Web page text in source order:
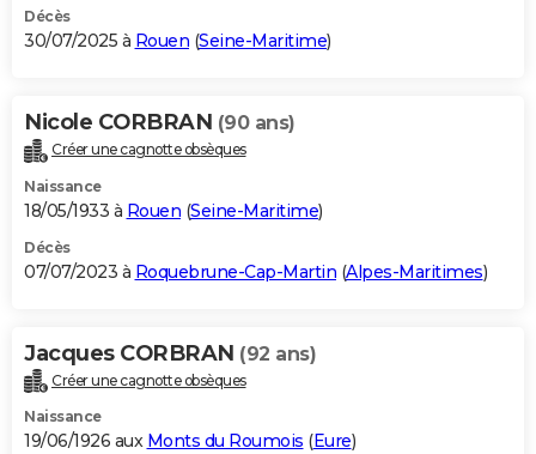
Décès
30/07/2025 à Rouen (Seine-Maritime)
Nicole CORBRAN (90 ans)
Créer une cagnotte obsèques
Naissance
18/05/1933 à Rouen (Seine-Maritime)
Décès
07/07/2023 à Roquebrune-Cap-Martin (Alpes-Maritimes)
Jacques CORBRAN (92 ans)
Créer une cagnotte obsèques
Naissance
19/06/1926 aux Monts du Roumois (Eure)